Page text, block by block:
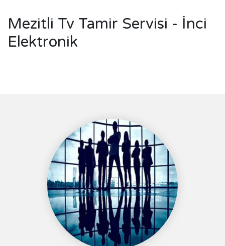
Mezitli Tv Tamir Servisi - İnci
Elektronik